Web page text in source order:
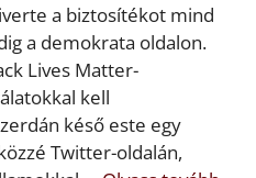
a biztosítékot mind
a demokrata oldalon.
Lives Matter-
kell
késő este egy
Twitter-oldalán,